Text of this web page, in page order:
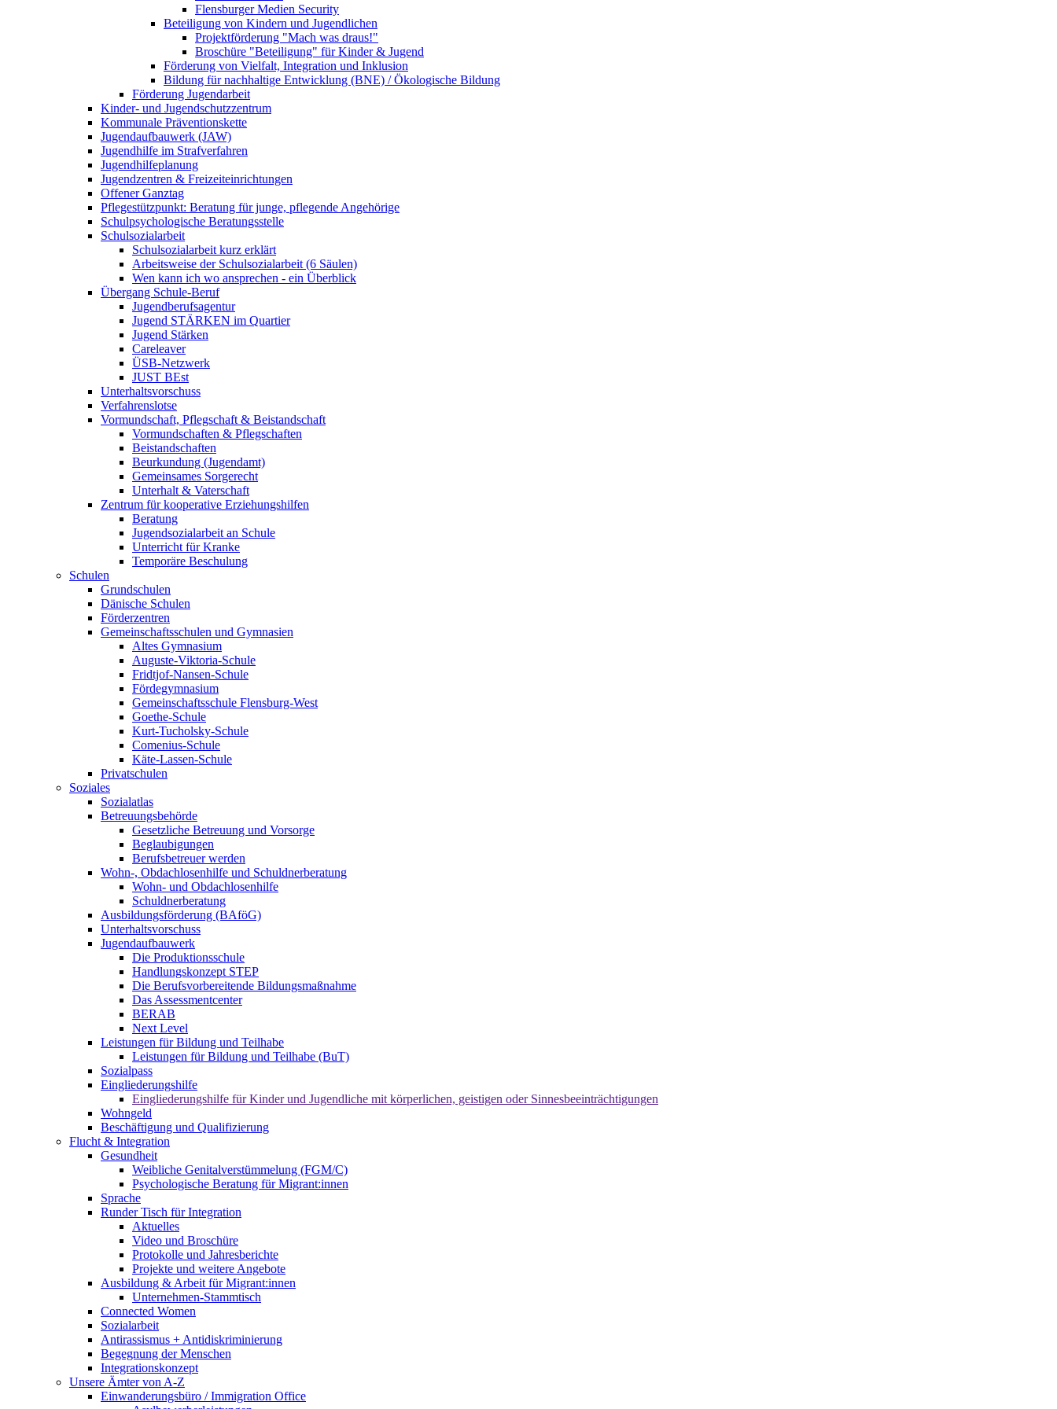
Flensburger Medien Security
Beteiligung von Kindern und Jugendlichen
Projektförderung "Mach was draus!"
Broschüre "Beteiligung" für Kinder & Jugend
Förderung von Vielfalt, Integration und Inklusion
Bildung für nachhaltige Entwicklung (BNE) / Ökologische Bildung
Förderung Jugendarbeit
Kinder- und Jugendschutzzentrum
Kommunale Präventionskette
Jugendaufbauwerk (JAW)
Jugendhilfe im Strafverfahren
Jugendhilfeplanung
Jugendzentren & Freizeiteinrichtungen
Offener Ganztag
Pflegestützpunkt: Beratung für junge, pflegende Angehörige
Schulpsychologische Beratungsstelle
Schulsozialarbeit
Schulsozialarbeit kurz erklärt
Arbeitsweise der Schulsozialarbeit (6 Säulen)
Wen kann ich wo ansprechen - ein Überblick
Übergang Schule-Beruf
Jugendberufsagentur
Jugend STÄRKEN im Quartier
Jugend Stärken
Careleaver
ÜSB-Netzwerk
JUST BEst
Unterhaltsvorschuss
Verfahrenslotse
Vormundschaft, Pflegschaft & Beistandschaft
Vormundschaften & Pflegschaften
Beistandschaften
Beurkundung (Jugendamt)
Gemeinsames Sorgerecht
Unterhalt & Vaterschaft
Zentrum für kooperative Erziehungshilfen
Beratung
Jugendsozialarbeit an Schule
Unterricht für Kranke
Temporäre Beschulung
Schulen
Grundschulen
Dänische Schulen
Förderzentren
Gemeinschaftsschulen und Gymnasien
Altes Gymnasium
Auguste-Viktoria-Schule
Fridtjof-Nansen-Schule
Fördegymnasium
Gemeinschaftsschule Flensburg-West
Goethe-Schule
Kurt-Tucholsky-Schule
Comenius-Schule
Käte-Lassen-Schule
Privatschulen
Soziales
Sozialatlas
Betreuungsbehörde
Gesetzliche Betreuung und Vorsorge
Beglaubigungen
Berufsbetreuer werden
Wohn-, Obdachlosenhilfe und Schuldnerberatung
Wohn- und Obdachlosenhilfe
Schuldnerberatung
Ausbildungsförderung (BAföG)
Unterhaltsvorschuss
Jugendaufbauwerk
Die Produktionsschule
Handlungskonzept STEP
Die Berufsvorbereitende Bildungsmaßnahme
Das Assessmentcenter
BERAB
Next Level
Leistungen für Bildung und Teilhabe
Leistungen für Bildung und Teilhabe (BuT)
Sozialpass
Eingliederungshilfe
Eingliederungshilfe für Kinder und Jugendliche mit körperlichen, geistigen oder Sinnesbeeinträchtigungen
Wohngeld
Beschäftigung und Qualifizierung
Flucht & Integration
Gesundheit
Weibliche Genitalverstümmelung (FGM/C)
Psychologische Beratung für Migrant:innen
Sprache
Runder Tisch für Integration
Aktuelles
Video und Broschüre
Protokolle und Jahresberichte
Projekte und weitere Angebote
Ausbildung & Arbeit für Migrant:innen
Unternehmen-Stammtisch
Connected Women
Sozialarbeit
Antirassismus + Antidiskriminierung
Begegnung der Menschen
Integrationskonzept
Unsere Ämter von A-Z
Einwanderungsbüro / Immigration Office